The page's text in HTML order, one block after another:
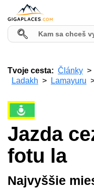
Tvoje cesta: Články
Ladakh
Lamayuru
Jazda
fotu la
Najvyššie